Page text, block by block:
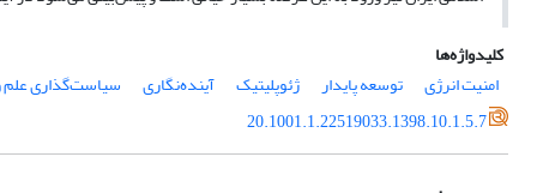
کلیدواژه‌ها
امنیت انرژی
توسعه پایدار ژئوپلیتیک آینده‌نگاری
سیاست‌گذاری علم
20.1001.1.22519033.1398.10.1.5.7